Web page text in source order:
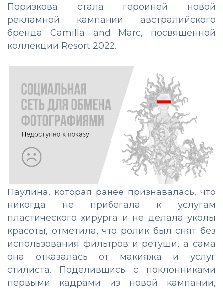
Поризкова стала героиней новой
рекламной кампании австралийского
бренда Camilla and Marc, посвященной
коллекции Resort 2022.
Паулина, которая ранее признавалась, что
никогда не прибегала к услугам
пластического хирурга и не делала уколы
красоты, отметила, что ролик был снят без
использования фильтров и ретуши, а сама
она отказалась от макияжа и услуг
стилиста. Поделившись с поклонниками
первыми кадрами из новой кампании,